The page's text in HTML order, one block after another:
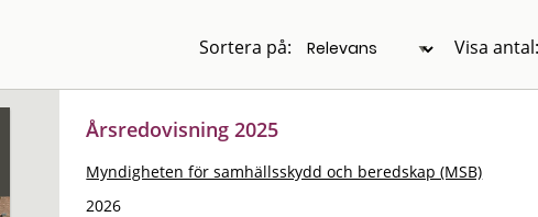
Sortera på: Visa antal:
Årsredovisning 2025
Myndigheten för samhällsskydd och beredskap (MSB)
2026